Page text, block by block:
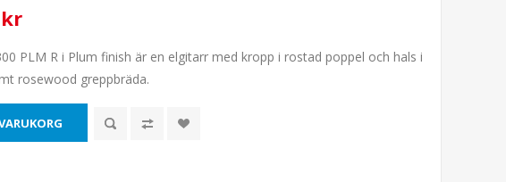
PLM R i Plum finish är en elgitarr med kropp i rostad poppel och hals i
rosewood greppbräda.